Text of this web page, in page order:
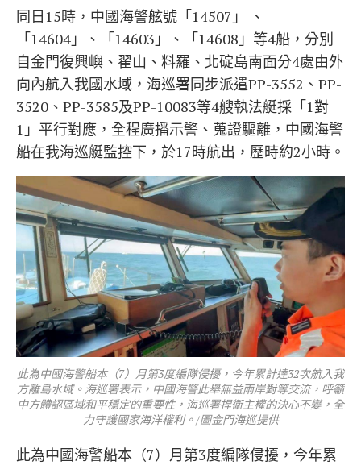
同日15時，中國海警舷號「14507」 、
「14604」、「14603」、「14608」等4船，分別
自金門復興嶼、翟山、料羅、北碇島南面分4處由外
向內航入我國水域，海巡署同步派遣PP-3552、PP-
3520、PP-3585及PP-10083等4艘執法艇採「1對
1」平行對應，全程廣播示警、蒐證驅離，中國海警
船在我海巡艇監控下，於17時航出，歷時約2小時。
此為中國海警船本（7）月第3度編隊侵擾，今年累計達32次航入我
方離島水域。海巡署表示，中國海警此舉無益兩岸對等交流，呼籲
中方體認區域和平穩定的重要性，海巡署捍衛主權的決心不變，全
力守護國家海洋權利。/圖金門海巡提供
此為中國海警船本（7）月第3度編隊侵擾，今年累